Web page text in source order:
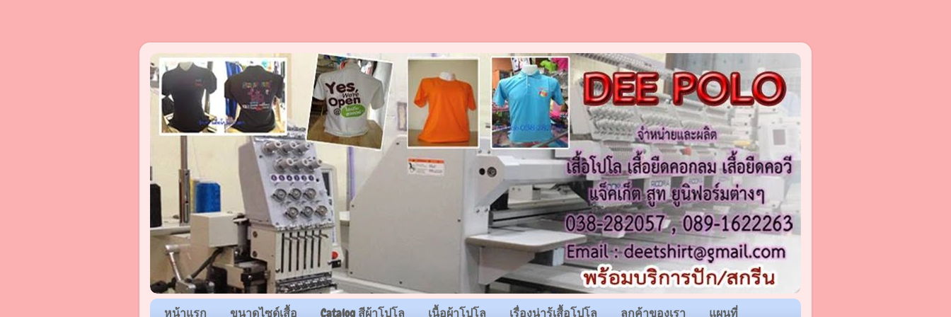
หน้าแรก ขนาดไซด์เสื้อ Catalog สีผ้าโปโล เนื้อผ้าโปโล เรื่องน่ารู้เสื้อโปโล ลูกค้าของเรา แผนที่